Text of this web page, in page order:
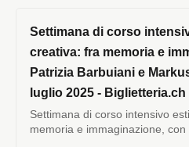
Settimana di corso
creativa: fra memoria e
Patrizia Barbuiani e
luglio 2025 - Biglietteria.ch
Settimana di corso intensivo
memoria e immaginazione,